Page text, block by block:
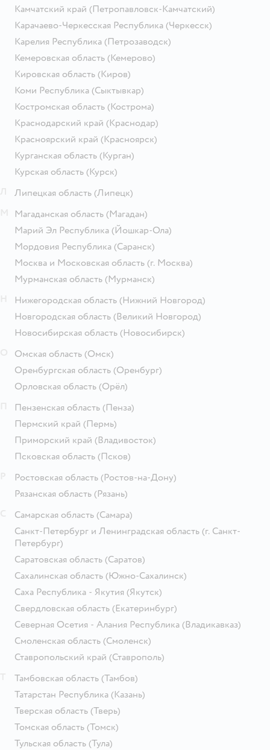
Камчатский край (Петропавловск-Камчатский)
Карачаево-Черкесская Республика (Черкесск)
Карелия Республика (Петрозаводск)
Кемеровская область (Кемерово)
Кировская область (Киров)
Коми Республика (Сыктывкар)
Костромская область (Кострома)
Краснодарский край (Краснодар)
Красноярский край (Красноярск)
Курганская область (Курган)
Курская область (Курск)
Липецкая область (Липецк)
Магаданская область (Магадан)
Марий Эл Республика (Йошкар-Ола)
Мордовия Республика (Саранск)
Москва и Московская область (г. Москва)
Мурманская область (Мурманск)
Нижегородская область (Нижний Новгород)
Новгородская область (Великий Новгород)
Новосибирская область (Новосибирск)
Омская область (Омск)
Оренбургская область (Оренбург)
Орловская область (Орёл)
Пензенская область (Пенза)
Пермский край (Пермь)
Приморский край (Владивосток)
Псковская область (Псков)
Ростовская область (Ростов-на-Дону)
Рязанская область (Рязань)
Самарская область (Самара)
Санкт-Петербург и Ленинградская область (г. Санкт-
Петербург)
Саратовская область (Саратов)
Сахалинская область (Южно-Сахалинск)
Саха Республика - Якутия (Якутск)
Свердловская область (Екатеринбург)
Северная Осетия - Алания Республика (Владикавказ)
Смоленская область (Смоленск)
Ставропольский край (Ставрополь)
Тамбовская область (Тамбов)
Татарстан Республика (Казань)
Тверская область (Тверь)
Томская область (Томск)
Тульская область (Тула)